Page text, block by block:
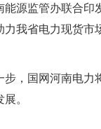
源监管办联合
我省电力现货市
，国网河南电力
。